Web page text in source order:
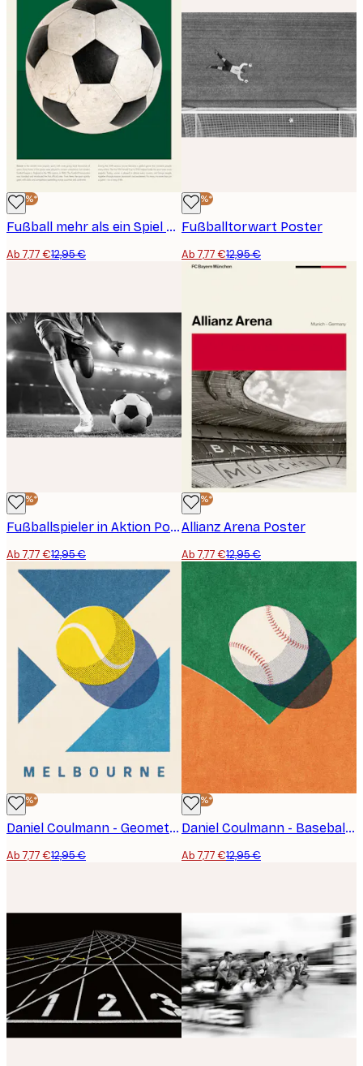
-40%*
Fußball mehr als ein Spiel Poster
Ab 7,77 €12,95 €
-40%*
Fußballtorwart Poster
Ab 7,77 €12,95 €
-40%*
Fußballspieler in Aktion Poster
Ab 7,77 €12,95 €
-40%*
Allianz Arena Poster
Ab 7,77 €12,95 €
-40%*
Daniel Coulmann - Geometrisch Melbourne Tennis Poster
Ab 7,77 €12,95 €
-40%*
Daniel Coulmann - Baseballfeld Ecke Poster
Ab 7,77 €12,95 €